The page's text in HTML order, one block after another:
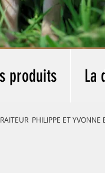
PHILIPPE ET YVONNE
produits La